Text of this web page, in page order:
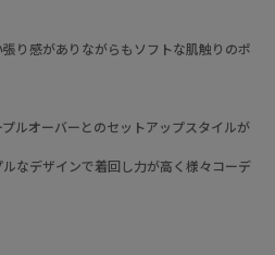
り感がありながらもソフトな肌触りのポ
ルオーバーとのセットアップスタイルが
なデザインで着回し力が高く様々コーデ